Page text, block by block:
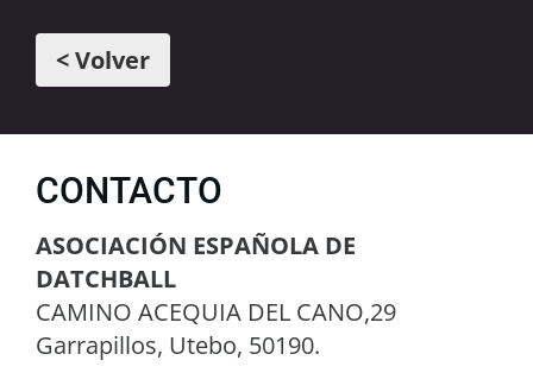
< Volver
CONTACTO
ASOCIACIÓN ESPAÑOLA DE
DATCHBALL
CAMINO ACEQUIA DEL CANO,29
Garrapillos, Utebo, 50190.